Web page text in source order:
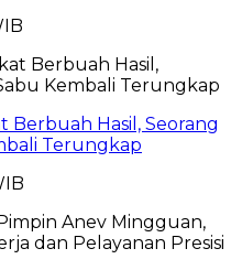
Berbuah Hasil, Seorang
Terungkap